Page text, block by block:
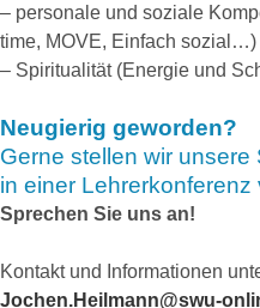
– personale und soziale
time, MOVE, Einfach sozial…)
– Spiritualität (Energie und
Neugierig geworden?
Gerne stellen wir
in einer Lehrerkonferenz
Sprechen Sie uns an!
Kontakt und Informationen
Jochen.Heilmann@swu-